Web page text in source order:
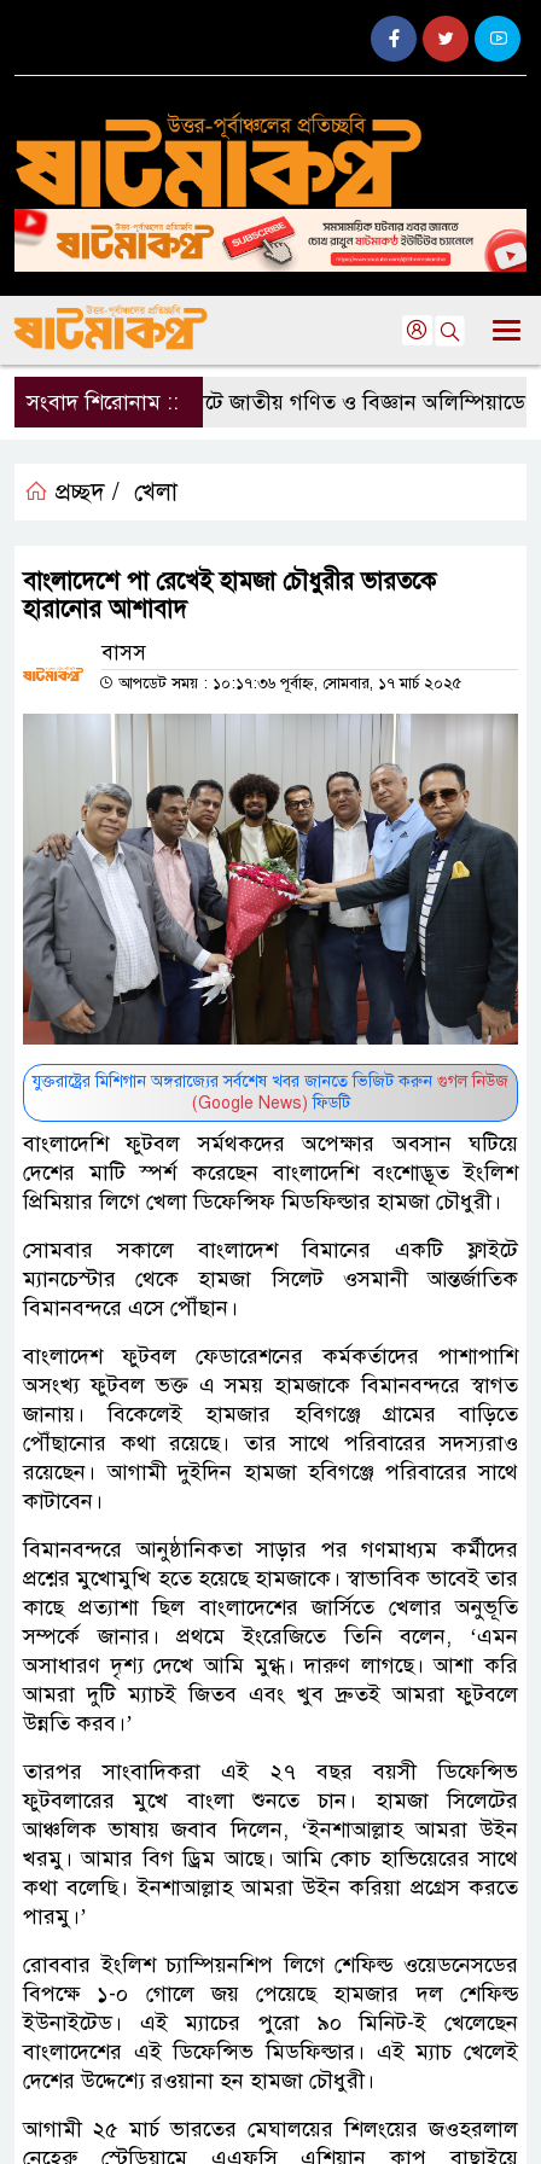
সংবাদ শিরোনাম ::সিলেটে জাতীয় গণিত ও বিজ্ঞান অলিম্পিয়াডে খুদে
প্রচ্ছদ / খেলা
বাংলাদেশে পা রেখেই হামজা চৌধুরীর ভারতকে
হারানোর আশাবাদ
বাসস
আপডেট সময় : ১০:১৭:৩৬ পূর্বাহ্ন, সোমবার, ১৭ মার্চ ২০২৫
যুক্তরাষ্ট্রের মিশিগান অঙ্গরাজ্যের সর্বশেষ খবর জানতে ভিজিট করুন গুগল নিউজ
(Google News) ফিডটি
বাংলাদেশি ফুটবল সর্মথকদের অপেক্ষার অবসান ঘটিয়ে
দেশের মাটি স্পর্শ করেছেন বাংলাদেশি বংশোদ্ভূত ইংলিশ
প্রিমিয়ার লিগে খেলা ডিফেন্সিফ মিডফিল্ডার হামজা চৌধুরী।
সোমবার সকালে বাংলাদেশ বিমানের একটি ফ্লাইটে
ম্যানচেস্টার থেকে হামজা সিলেট ওসমানী আন্তর্জাতিক
বিমানবন্দরে এসে পৌঁছান।
বাংলাদেশ ফুটবল ফেডারেশনের কর্মকর্তাদের পাশাপাশি
অসংখ্য ফুটবল ভক্ত এ সময় হামজাকে বিমানবন্দরে স্বাগত
জানায়। বিকেলেই হামজার হবিগঞ্জে গ্রামের বাড়িতে
পৌঁছানোর কথা রয়েছে। তার সাথে পরিবারের সদস্যরাও
রয়েছেন। আগামী দুইদিন হামজা হবিগঞ্জে পরিবারের সাথে
কাটাবেন।
বিমানবন্দরে আনুষ্ঠানিকতা সাড়ার পর গণমাধ্যম কর্মীদের
প্রশ্নের মুখোমুখি হতে হয়েছে হামজাকে। স্বাভাবিক ভাবেই তার
কাছে প্রত্যাশা ছিল বাংলাদেশের জার্সিতে খেলার অনুভূতি
সম্পর্কে জানার। প্রথমে ইংরেজিতে তিনি বলেন, ‘এমন
অসাধারণ দৃশ্য দেখে আমি মুগ্ধ। দারুণ লাগছে। আশা করি
আমরা দুটি ম্যাচই জিতব এবং খুব দ্রুতই আমরা ফুটবলে
উন্নতি করব।’
তারপর সাংবাদিকরা এই ২৭ বছর বয়সী ডিফেন্সিভ
ফুটবলারের মুখে বাংলা শুনতে চান। হামজা সিলেটের
আঞ্চলিক ভাষায় জবাব দিলেন, ‘ইনশাআল্লাহ আমরা উইন
খরমু। আমার বিগ ড্রিম আছে। আমি কোচ হাভিয়েরের সাথে
কথা বলেছি। ইনশাআল্লাহ আমরা উইন করিয়া প্রগ্রেস করতে
পারমু।’
রোববার ইংলিশ চ্যাম্পিয়নশিপ লিগে শেফিল্ড ওয়েডনেসডের
বিপক্ষে ১-০ গোলে জয় পেয়েছে হামজার দল শেফিল্ড
ইউনাইটেড। এই ম্যাচের পুরো ৯০ মিনিট-ই খেলেছেন
বাংলাদেশের এই ডিফেন্সিভ মিডফিল্ডার। এই ম্যাচ খেলেই
দেশের উদ্দেশ্যে রওয়ানা হন হামজা চৌধুরী।
আগামী ২৫ মার্চ ভারতের মেঘালয়ের শিলংয়ের জওহরলাল
নেহেরু স্টেডিয়ামে এএফসি এশিয়ান কাপ বাছাইয়ে